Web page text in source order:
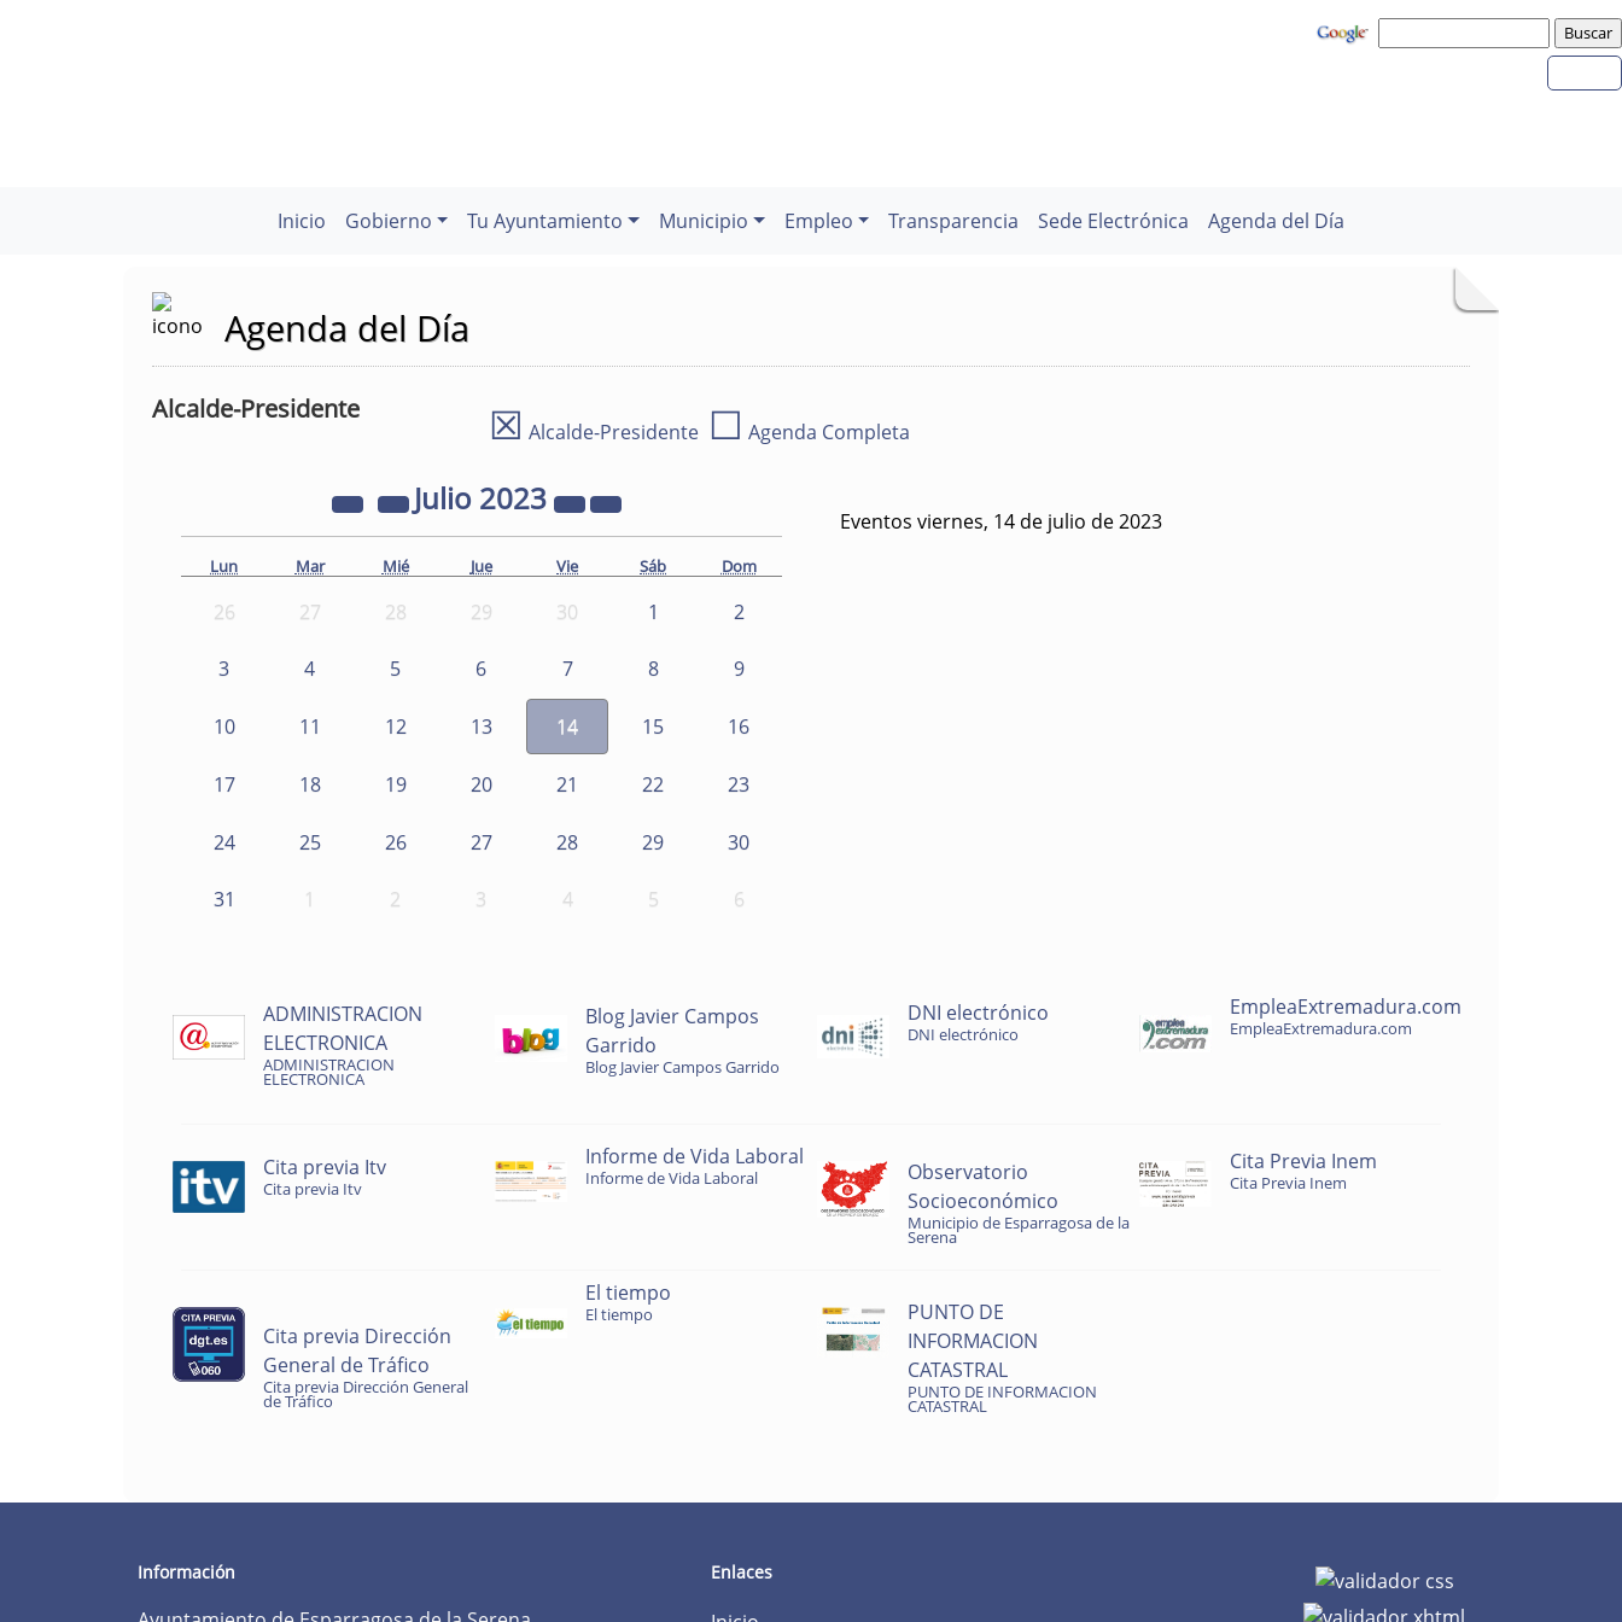
Inicio Gobierno Tu Ayuntamiento Municipio Empleo Transparencia Sede Electrónica Agenda del Día
Agenda del Día
Alcalde-Presidente ☒ Alcalde-Presidente ☐ Agenda Completa
Julio 2023
Lun Mar Mié Jue Vie Sáb Dom
26 27 28 29 30 1 2
3 4 5 6 7 8 9
10 11 12 13 14 15 16
17 18 19 20 21 22 23
24 25 26 27 28 29 30
31 1 2 3 4 5 6
Eventos viernes, 14 de julio de 2023
ADMINISTRACION
ELECTRONICA
ADMINISTRACION
ELECTRONICA
Blog Javier Campos
Garrido
Blog Javier Campos Garrido
DNI electrónico
DNI electrónico
EmpleaExtremadura.com
EmpleaExtremadura.com
Cita previa Itv
Cita previa Itv
Informe de Vida Laboral
Informe de Vida Laboral
Observatorio
Socioeconómico
Municipio de Esparragosa de la
Serena
Cita Previa Inem
Cita Previa Inem
Cita previa Dirección
General de Tráfico
Cita previa Dirección General
de Tráfico
El tiempo
El tiempo
PUNTO DE
INFORMACION
CATASTRAL
PUNTO DE INFORMACION
CATASTRAL
Información Enlaces